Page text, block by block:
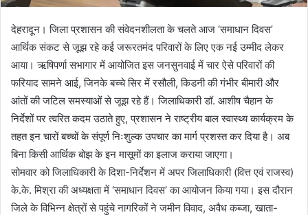
देहरादून। जिला प्रशासन की संवेदनशीलता के चलते आज ‘समाधान दिवस’
आर्थिक संकट से जूझ रहे कई जरूरतमंद परिवारों के लिए एक नई उम्मीद लेकर
आया। ऋषिपर्णा सभागार में आयोजित इस जनसुनवाई में चार ऐसे परिवारों की
फरियाद सामने आई, जिनके बच्चे सिर में रसौली, किडनी की गंभीर बीमारी और
आंतों की जटिल समस्याओं से जूझ रहे हैं। जिलाधिकारी डॉ. आशीष चैहान के
निर्देशों पर त्वरित कदम उठाते हुए, प्रशासन ने राष्ट्रीय बाल स्वास्थ्य कार्यक्रम के
तहत इन चारों बच्चों के संपूर्ण निःशुल्क उपचार का मार्ग प्रशस्त कर दिया है। अब
बिना किसी आर्थिक बोझ के इन मासूमों का इलाज कराया जाएगा।
सोमवार को जिलाधिकारी के दिशा-निर्देशन में अपर जिलाधिकारी (वित्त एवं राजस्व)
के.के. मिश्रा की अध्यक्षता में ‘समाधान दिवस’ का आयोजन किया गया। इस दौरान
जिले के विभिन्न क्षेत्रों से पहुंचे नागरिकों ने जमीन विवाद, अवैध कब्जा, खाता-